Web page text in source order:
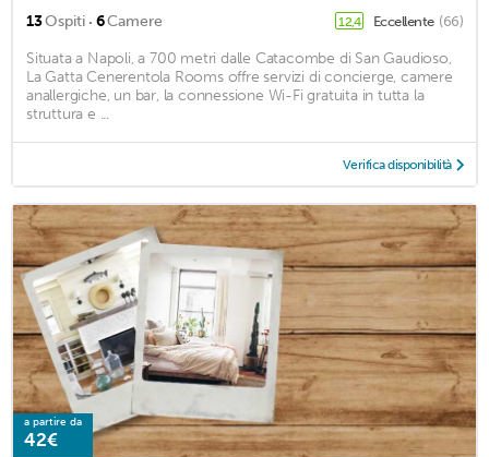
13Ospiti · 6Camere 12,4 Eccellente (66)
Situata a Napoli, a 700 metri dalle Catacombe di San Gaudioso,
La Gatta Cenerentola Rooms offre servizi di concierge, camere
anallergiche, un bar, la connessione Wi-Fi gratuita in tutta la
struttura e ...
Verifica disponibilità
a partire da
42€